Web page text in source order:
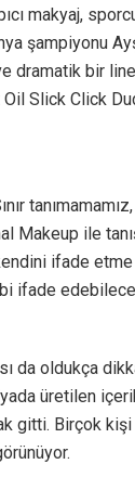
makyaj,
şampiyonu
dramatik bir
Slick Click
ile
ifade etme
ifade
da oldukça
üretilen
gitti. Birçok kişi